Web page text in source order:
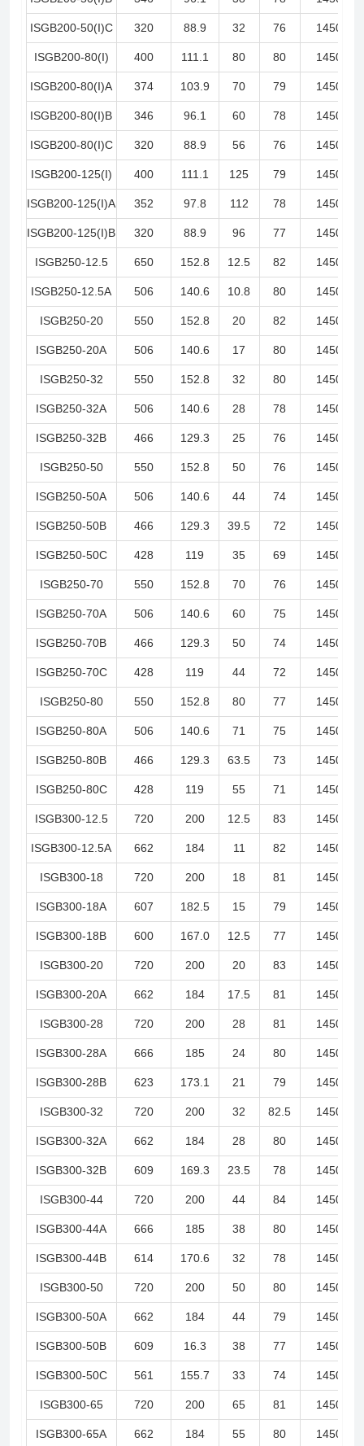
ISGB200-50(I)C 320 88.9 32 76 1450
ISGB200-80(I) 400 111.1 80 80 1450
ISGB200-80(I)A 374 103.9 70 79 1450
ISGB200-80(I)B 346 96.1 60 78 1450
ISGB200-80(I)C 320 88.9 56 76 1450
ISGB200-125(I) 400 111.1 125 79 1450
ISGB200-125(I)A 352 97.8 112 78 1450
ISGB200-125(I)B 320 88.9 96 77 1450
ISGB250-12.5 650 152.8 12.5 82 1450
ISGB250-12.5A 506 140.6 10.8 80 1450
ISGB250-20 550 152.8 20 82 1450
ISGB250-20A 506 140.6 17 80 1450
ISGB250-32 550 152.8 32 80 1450
ISGB250-32A 506 140.6 28 78 1450
ISGB250-32B 466 129.3 25 76 1450
ISGB250-50 550 152.8 50 76 1450
ISGB250-50A 506 140.6 44 74 1450
ISGB250-50B 466 129.3 39.5 72 1450
ISGB250-50C 428 119 35 69 1450
ISGB250-70 550 152.8 70 76 1450
ISGB250-70A 506 140.6 60 75 1450
ISGB250-70B 466 129.3 50 74 1450
ISGB250-70C 428 119 44 72 1450
ISGB250-80 550 152.8 80 77 1450
ISGB250-80A 506 140.6 71 75 1450
ISGB250-80B 466 129.3 63.5 73 1450
ISGB250-80C 428 119 55 71 1450
ISGB300-12.5 720 200 12.5 83 1450
ISGB300-12.5A 662 184 11 82 1450
ISGB300-18 720 200 18 81 1450
ISGB300-18A 607 182.5 15 79 1450
ISGB300-18B 600 167.0 12.5 77 1450
ISGB300-20 720 200 20 83 1450
ISGB300-20A 662 184 17.5 81 1450
ISGB300-28 720 200 28 81 1450
ISGB300-28A 666 185 24 80 1450
ISGB300-28B 623 173.1 21 79 1450
ISGB300-32 720 200 32 82.5 1450
ISGB300-32A 662 184 28 80 1450
ISGB300-32B 609 169.3 23.5 78 1450
ISGB300-44 720 200 44 84 1450
ISGB300-44A 666 185 38 80 1450
ISGB300-44B 614 170.6 32 78 1450
ISGB300-50 720 200 50 80 1450
ISGB300-50A 662 184 44 79 1450
ISGB300-50B 609 16.3 38 77 1450
ISGB300-50C 561 155.7 33 74 1450
ISGB300-65 720 200 65 81 1450
ISGB300-65A 662 184 55 80 1450